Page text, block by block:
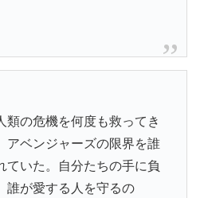
類の危機を何度も救ってき
アベンジャーズの限界を誰
ていた。自分たちの手に負
誰が愛する人を守るの